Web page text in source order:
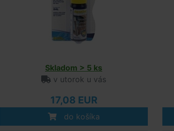
Skladom > 5 ks
v utorok u vás
17,08 EUR
do košíka